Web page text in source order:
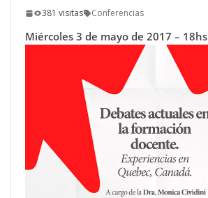
381 visitas Conferencias
Miércoles 3 de mayo de 2017 – 18hs